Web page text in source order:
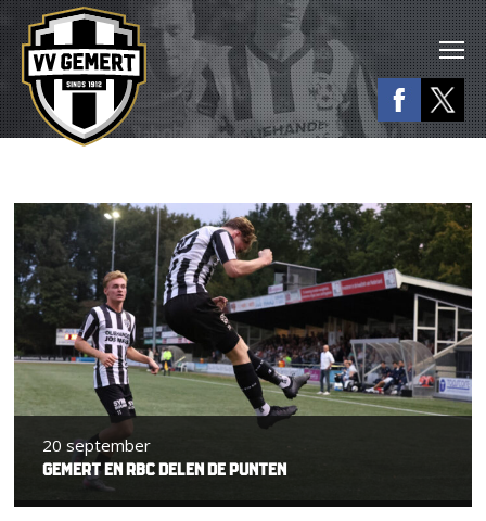
20 september
GEMERT EN RBC DELEN DE PUNTEN